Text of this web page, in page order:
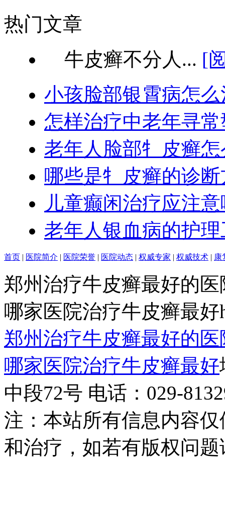
热门文章
牛皮癣不分人... [
小孩脸部银霄病怎么
怎样治疗中老年寻
老年人脸部牜皮癣
哪些是牜皮癣的诊
儿童癫闲治疗应注
老年人银血病的护
首页 | 医院简介 | 医院荣誉 | 医院动态 | 权威专家 | 权威技术 | 康
郑州治疗牛皮癣最好的
哪家医院治疗牛皮癣最好
郑州治疗牛皮癣最好的
哪家医院治疗牛皮癣最好
中段72号 电话：029-
注：本站所有信息内容
和治疗，如若有版权问